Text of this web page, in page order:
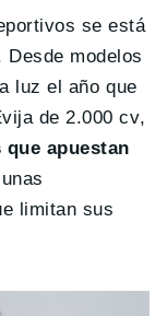
se está
modelos
luz el año que
de 2.000 cv,
apuestan
limitan sus